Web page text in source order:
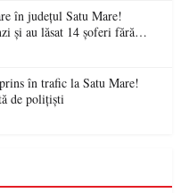
în județul Satu Mare!
și au lăsat 14 șoferi fără
în trafic la Satu Mare!
de polițiști